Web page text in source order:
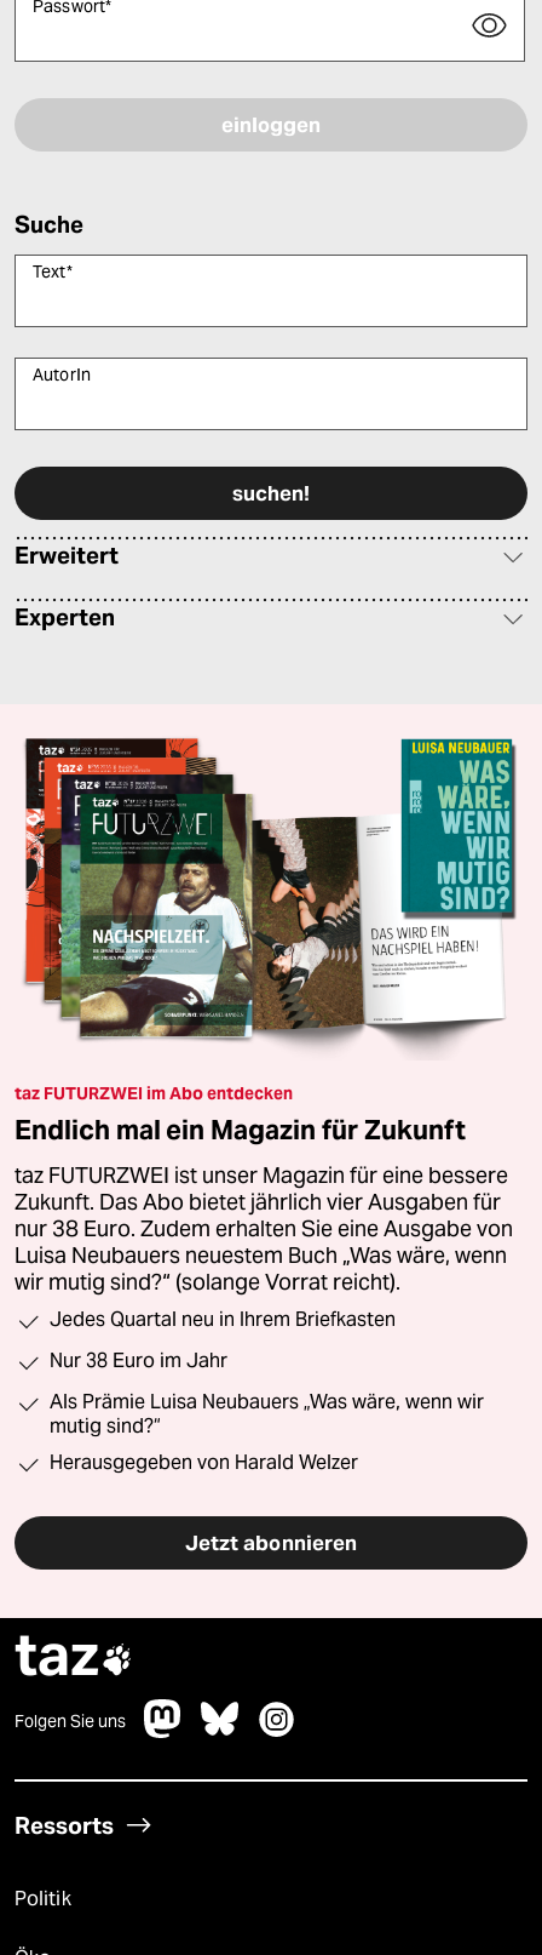
Passwort*
Suche
Text*
AutorIn
Erweitert
Experten
taz FUTURZWEI im Abo entdecken
Endlich mal ein Magazin für Zukunft
taz FUTURZWEI ist unser Magazin für eine bessere
Zukunft. Das Abo bietet jährlich vier Ausgaben für
nur 38 Euro. Zudem erhalten Sie eine Ausgabe von
Luisa Neubauers neuestem Buch „Was wäre, wenn
wir mutig sind?“ (solange Vorrat reicht).
Jedes Quartal neu in Ihrem Briefkasten
Nur 38 Euro im Jahr
Als Prämie Luisa Neubauers „Was wäre, wenn wir
mutig sind?“
Herausgegeben von Harald Welzer
Jetzt abonnieren
taz
Folgen Sie uns
Ressorts
Politik